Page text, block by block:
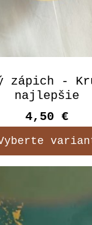
zápich -
najlepšie
4,50 €